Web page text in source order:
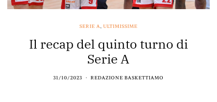
SERIE A, ULTIMISSIME
Il recap del quinto turno di
Serie A
31/10/2023 REDAZIONE BASKETTIAMO